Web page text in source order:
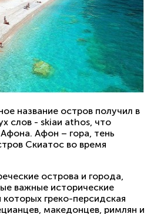
название остров получил в
слов - skiaи athos, что
Афон – гора, тень
Скиатос во время
острова и города,
важные исторические
греко-персидская
македонцев, римлян и